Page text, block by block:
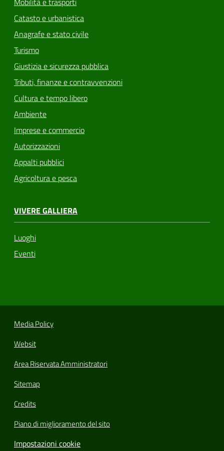
Catasto e urbanistica
Anagrafe e stato civile
Turismo
Giustizia e sicurezza pubblica
Tributi, finanze e contravvenzioni
Cultura e tempo libero
Ambiente
Imprese e commercio
Autorizzazioni
Appalti pubblici
Agricoltura e pesca
VIVERE GALLIERA
Luoghi
Eventi
Media Policy
Websit
Area Riservata Amministratori
Sitemap
Credits
Piano di miglioramento del sito
Impostazioni cookie